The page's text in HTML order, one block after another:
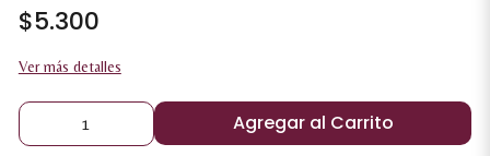
$5.300
Ver más detalles
Agregar al Carrito